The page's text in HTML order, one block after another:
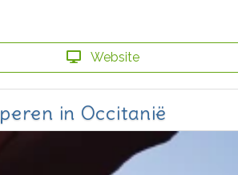
Website
in Occitanië